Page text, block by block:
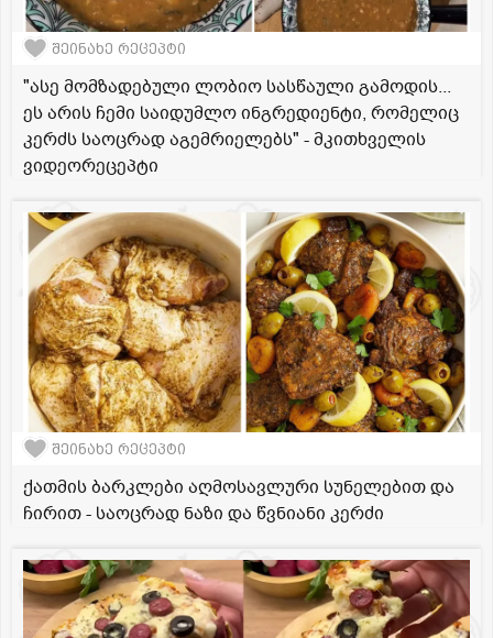
შეინახე რეცეპტი
"ასე მომზადებული ლობიო სასწაული გამოდის...
ეს არის ჩემი საიდუმლო ინგრედიენტი, რომელიც
კერძს საოცრად აგემრიელებს" - მკითხველის
ვიდეორეცეპტი
შეინახე რეცეპტი
ქათმის ბარკლები აღმოსავლური სუნელებით და
ჩირით - საოცრად ნაზი და წვნიანი კერძი